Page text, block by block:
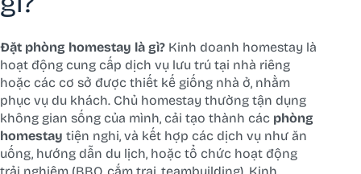
Đặt phòng homestay là gì? Kinh doanh homestay là
hoạt động cung cấp dịch vụ lưu trú tại nhà riêng
hoặc các cơ sở được thiết kế giống nhà ở, nhằm
phục vụ du khách. Chủ homestay thường tận dụng
không gian sống của mình, cải tạo thành các phòng
homestay tiện nghi, và kết hợp các dịch vụ như ăn
uống, hướng dẫn du lịch, hoặc tổ chức hoạt động